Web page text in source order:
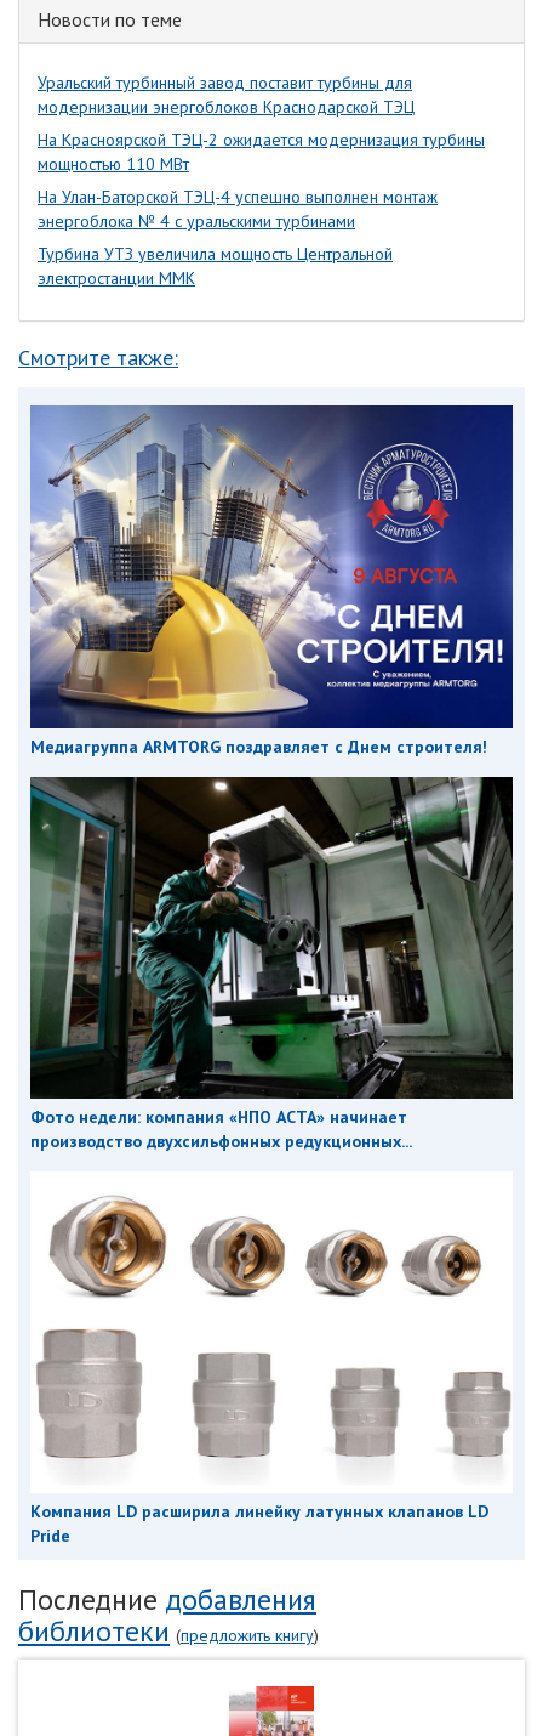
Новости по теме
Уральский турбинный завод поставит турбины для
модернизации энергоблоков Краснодарской ТЭЦ
На Красноярской ТЭЦ-2 ожидается модернизация турбины
мощностью 110 МВт
На Улан-Баторской ТЭЦ-4 успешно выполнен монтаж
энергоблока № 4 с уральскими турбинами
Турбина УТЗ увеличила мощность Центральной
электростанции ММК
Смотрите также:
Медиагруппа ARMTORG поздравляет с Днем строителя!
Фото недели: компания «НПО АСТА» начинает
производство двухсильфонных редукционных...
Компания LD расширила линейку латунных клапанов LD
Pride
Последние добавления
библиотеки (предложить книгу)